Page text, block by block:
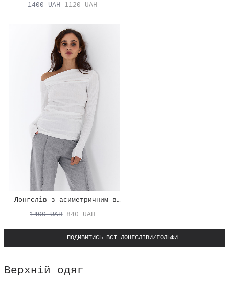
1400 UAH 1120 UAH
Лонгслів з асиметричним вирізом
1400 UAH 840 UAH
ПОДИВИТИСЬ ВСІ ЛОНГСЛІВИ/ГОЛЬФИ
Верхній одяг